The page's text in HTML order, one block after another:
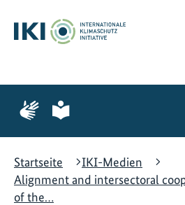
Hauptinhalt
springen
Suche
springen
Hauptnavigation
springen
Zur
Seite
Gebärdensprache
Zur
Seite
leichte
Startseite
IKI-Medien
Alignment and intersectoral
of the…